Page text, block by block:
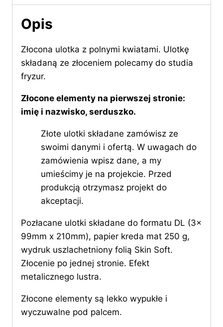
Opis
Złocona ulotka z polnymi kwiatami. Ulotkę
składaną ze złoceniem polecamy do studia
fryzur.
Złocone elementy na pierwszej stronie:
imię i nazwisko, serduszko.
Złote ulotki składane zamówisz ze
swoimi danymi i ofertą. W uwagach do
zamówienia wpisz dane, a my
umieścimy je na projekcie. Przed
produkcją otrzymasz projekt do
akceptacji.
Pozłacane ulotki składane do formatu DL (3x
99mm x 210mm), papier kreda mat 250 g,
wydruk uszlachetniony folią Skin Soft.
Złocenie po jednej stronie. Efekt
metalicznego lustra.
​Złocone elementy są lekko wypukłe i
wyczuwalne pod palcem.